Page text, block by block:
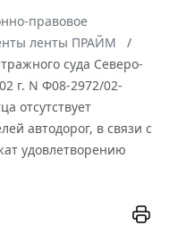
правовое
ленты ПРАЙМ
суда Северо-
г. N Ф08-2972/02-
отсутствует
автодорог, в связи с
удовлетворению